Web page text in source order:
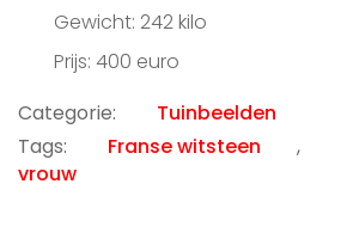
Gewicht: 242 kilo
Prijs: 400 euro
Categorie:
Tuinbeelden
Tags:
Franse witsteen ,
vrouw